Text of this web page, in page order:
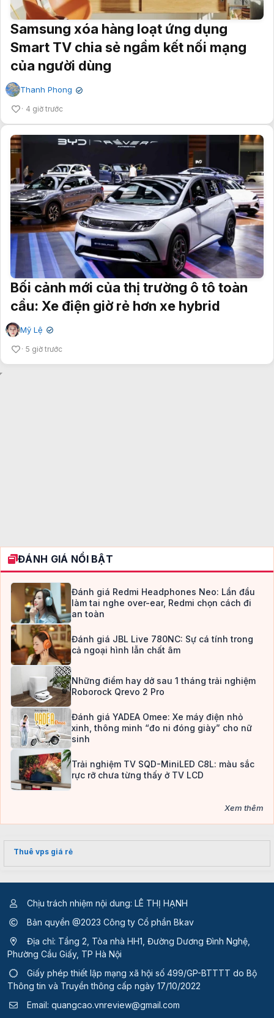
Samsung xóa hàng loạt ứng dụng
Smart TV chia sẻ ngầm kết nối mạng
của người dùng
Thanh Phong ✔
4 giờ trước
Bối cảnh mới của thị trường ô tô toàn
cầu: Xe điện giờ rẻ hơn xe hybrid
Mỹ Lệ ✔
5 giờ trước
ĐÁNH GIÁ NỔI BẬT
Đánh giá Redmi Headphones Neo: Lần đầu
làm tai nghe over-ear, Redmi chọn cách đi
an toàn
Đánh giá JBL Live 780NC: Sự cá tính trong
cả ngoại hình lẫn chất âm
Những điểm hay dở sau 1 tháng trải nghiệm
Roborock Qrevo 2 Pro
Đánh giá YADEA Omee: Xe máy điện nhỏ
xinh, thông minh “đo ni đóng giày” cho nữ
sinh
Trải nghiệm TV SQD-MiniLED C8L: màu sắc
rực rỡ chưa từng thấy ở TV LCD
Xem thêm
Thuê vps giá rẻ
Chịu trách nhiệm nội dung: LÊ THỊ HẠNH
Bản quyền @2023 Công ty Cổ phần Bkav
Địa chỉ: Tầng 2, Tòa nhà HH1, Đường Dương Đình Nghệ,
Phường Cầu Giấy, TP Hà Nội
Giấy phép thiết lập mạng xã hội số 499/GP-BTTTT do Bộ
Thông tin và Truyền thông cấp ngày 17/10/2022
Email: quangcao.vnreview@gmail.com